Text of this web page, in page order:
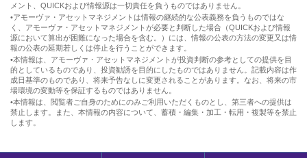
メント、QUICKおよび情報源は一切責任を負うものではありません。
•アモーヴァ・アセットマネジメントは情報の継続的な公表義務を負うものではな
く、アモーヴァ・アセットマネジメントが必要と判断した場合（QUICKおよび情報
源において算出が困難になった場合を含む。）には、情報の公表の方法の変更又は情
報の公表の延期若しくは停止を行うことができます。
•本情報は、アモーヴァ・アセットマネジメントが投資判断の参考としての提供を目
的としているものであり、投資勧誘を目的にしたものではありません。記載内容は作
成日基準のものであり、将来予告なしに変更されることがあります。なお、将来の市
場環境の変動等を保証するものではありません。
•本情報は、閲覧者ご自身のためにのみご利用いただくものとし、第三者への提供は
禁止します。また、本情報の内容について、蓄積・編集・加工・転用・複製等を禁止
します。